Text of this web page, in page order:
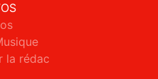
la rédac